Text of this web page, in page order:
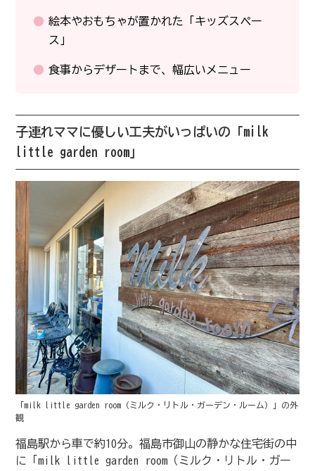
絵本やおもちゃが置かれた「キッズスペー
ス」
食事からデザートまで、幅広いメニュー
子連れママに優しい工夫がいっぱいの「milk
little garden room」
「milk little garden room（ミルク・リトル・ガーデン・ルーム）」の外
観
福島駅から車で約10分。福島市御山の静かな住宅街の中
に「milk little garden room（ミルク・リトル・ガー